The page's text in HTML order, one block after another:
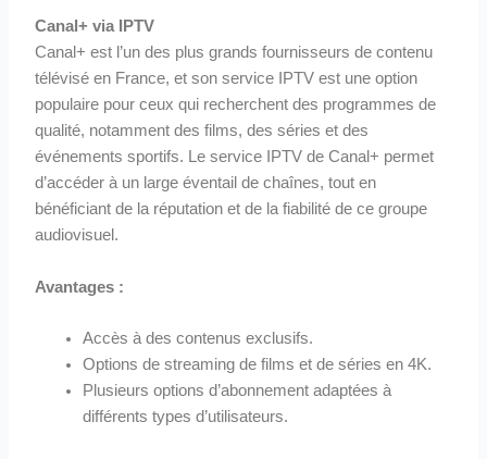
Canal+ via IPTV
Canal+ est l’un des plus grands fournisseurs de contenu
télévisé en France, et son service IPTV est une option
populaire pour ceux qui recherchent des programmes de
qualité, notamment des films, des séries et des
événements sportifs. Le service IPTV de Canal+ permet
d’accéder à un large éventail de chaînes, tout en
bénéficiant de la réputation et de la fiabilité de ce groupe
audiovisuel.
Avantages :
Accès à des contenus exclusifs.
Options de streaming de films et de séries en 4K.
Plusieurs options d’abonnement adaptées à
différents types d’utilisateurs.